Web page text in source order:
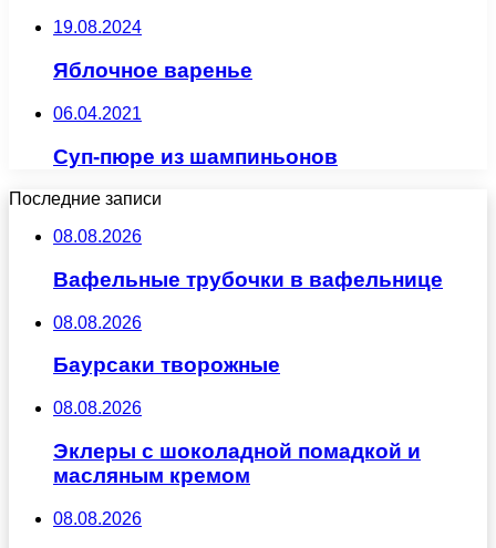
19.08.2024
Яблочное варенье
06.04.2021
Суп-пюре из шампиньонов
Последние записи
08.08.2026
Вафельные трубочки в вафельнице
08.08.2026
Баурсаки творожные
08.08.2026
Эклеры с шоколадной помадкой и
масляным кремом
08.08.2026